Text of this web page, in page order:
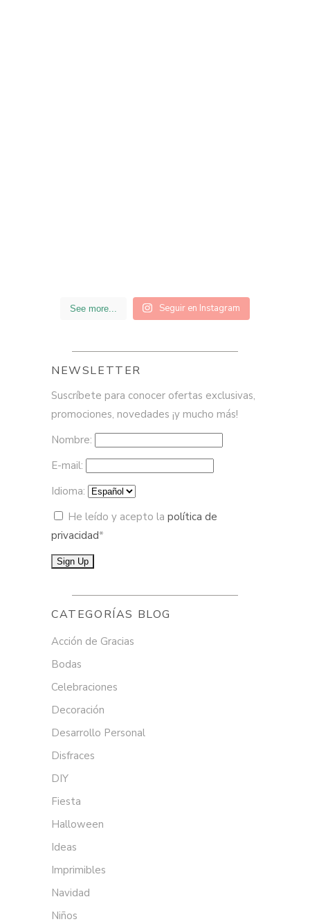
See more... Seguir en Instagram
NEWSLETTER
Suscríbete para conocer ofertas exclusivas,
promociones, novedades ¡y mucho más!
Nombre:
E-mail:
Idioma:
He leído y acepto la política de
privacidad*
CATEGORÍAS BLOG
Acción de Gracias
Bodas
Celebraciones
Decoración
Desarrollo Personal
Disfraces
DIY
Fiesta
Halloween
Ideas
Imprimibles
Navidad
Niños